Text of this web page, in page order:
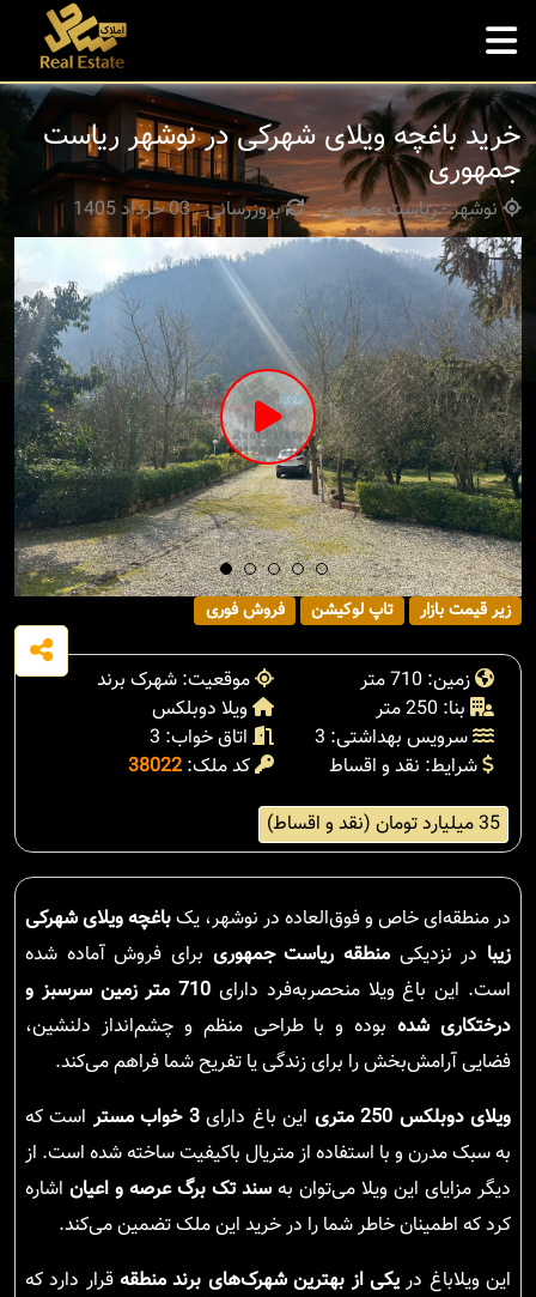
خرید باغچه ویلای شهرکی در نوشهر ریاست
جمهوری
نوشهر - ریاست جمهوری بروزرسانی : 03 خرداد 1405
زیر قیمت بازار تاپ لوکیشن فروش فوری
زمین: 710 متر
موقعیت: شهرک برند
بنا: 250 متر
ویلا دوبلکس
سرویس بهداشتی: 3
اتاق خواب: 3
شرایط: نقد و اقساط
کد ملک: 38022
35 میلیارد تومان (نقد و اقساط)
در منطقه‌ای خاص و فوق‌العاده در نوشهر، یکباغچه ویلای شهرکی
زیبا در نزدیکی منطقه ریاست جمهوری برای فروش آماده شده
است. این باغ ویلا منحصر‌به‌فرد دارای
710 متر زمین سرسبز و
درختکاری شدهبوده و با طراحی منظم و چشم‌انداز دلنشین،
فضایی آرامش‌بخش را برای زندگی یا تفریح شما فراهم می‌کند.
ویلای دوبلکس 250 متری
این باغ دارای3 خواب مستر
است که
به سبک مدرن و با استفاده از متریال باکیفیت ساخته شده است. از
دیگر مزایای این ویلا می‌توان بهسند تک برگ عرصه و اعیان اشاره
کرد که اطمینان خاطر شما را در خرید این ملک تضمین می‌کند.
این ویلاباغ دریکی از بهترین شهرک‌های برند منطقهقرار دارد که